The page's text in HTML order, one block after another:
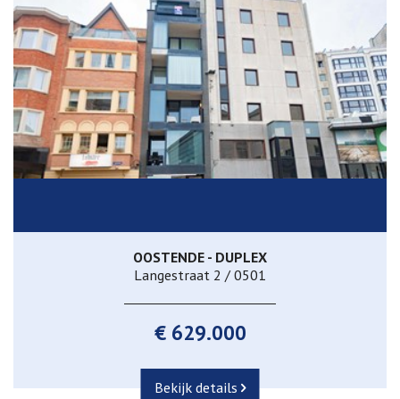
OOSTENDE - DUPLEX
Langestraat 2 / 0501
€ 629.000
Bekijk details